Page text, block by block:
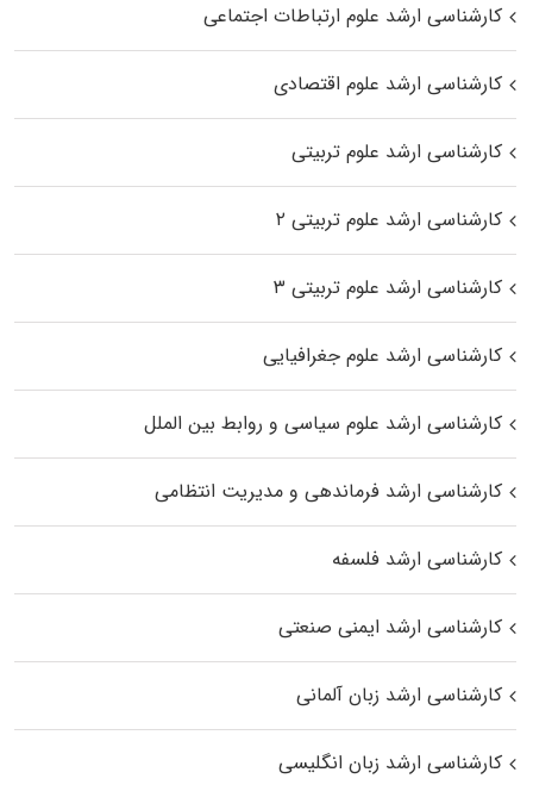
کارشناسی ارشد علوم ارتباطات اجتماعی
کارشناسی ارشد علوم اقتصادی
کارشناسی ارشد علوم تربیتی
کارشناسی ارشد علوم تربیتی ۲
کارشناسی ارشد علوم تربیتی ۳
کارشناسی ارشد علوم جغرافیایی
کارشناسی ارشد علوم سیاسی و روابط بین الملل
کارشناسی ارشد فرماندهی و مدیریت انتظامی
کارشناسی ارشد فلسفه
کارشناسی ارشد ایمنی صنعتی
کارشناسی ارشد زبان آلمانی
کارشناسی ارشد زبان انگلیسی